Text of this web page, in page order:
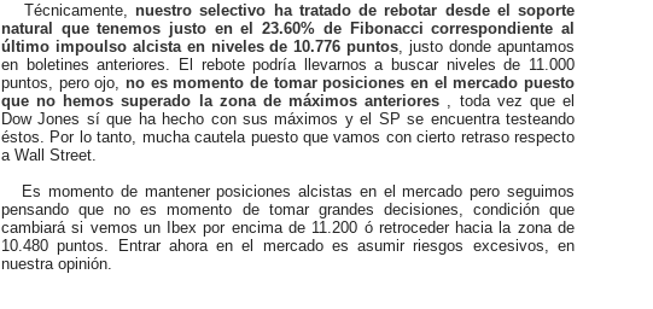
Técnicamente, nuestro selectivo ha tratado de rebotar desde el soporte
natural que tenemos justo en el 23.60% de Fibonacci correspondiente al
último impoulso alcista en niveles de 10.776 puntos, justo donde apuntamos
en boletines anteriores. El rebote podría llevarnos a buscar niveles de 11.000
puntos, pero ojo, no es momento de tomar posiciones en el mercado puesto
que no hemos superado la zona de máximos anteriores , toda vez que el
Dow Jones sí que ha hecho con sus máximos y el SP se encuentra testeando
éstos. Por lo tanto, mucha cautela puesto que vamos con cierto retraso respecto
a Wall Street.
Es momento de mantener posiciones alcistas en el mercado pero seguimos
pensando que no es momento de tomar grandes decisiones, condición que
cambiará si vemos un Ibex por encima de 11.200 ó retroceder hacia la zona de
10.480 puntos. Entrar ahora en el mercado es asumir riesgos excesivos, en
nuestra opinión.